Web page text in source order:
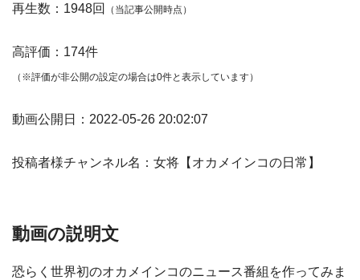
再生数：1948回 （当記事公開時点）
高評価：174件
（※評価が非公開の設定の場合は0件と表示しています）
動画公開日：2022-05-26 20:02:07
投稿者様チャンネル名：女将【オカメインコの日常】
動画の説明文
恐らく世界初のオカメインコのニュース番組を作ってみま